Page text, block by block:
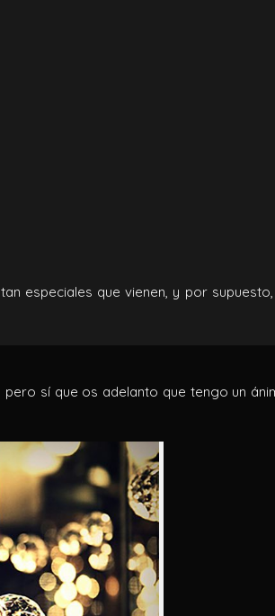
especiales que vienen, y por
sí que os adelanto que tengo un